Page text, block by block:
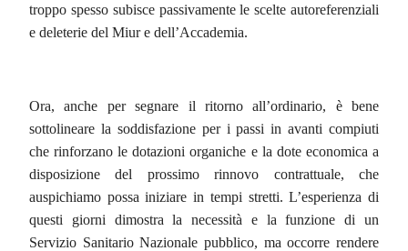
troppo spesso subisce passivamente le scelte autoreferenziali
e deleterie del Miur e dell’Accademia.
Ora, anche per segnare il ritorno all’ordinario, è bene
sottolineare la soddisfazione per i passi in avanti compiuti
che rinforzano le dotazioni organiche e la dote economica a
disposizione del prossimo rinnovo contrattuale, che
auspichiamo possa iniziare in tempi stretti. L’esperienza di
questi giorni dimostra la necessità e la funzione di un
Servizio Sanitario Nazionale pubblico, ma occorre rendere